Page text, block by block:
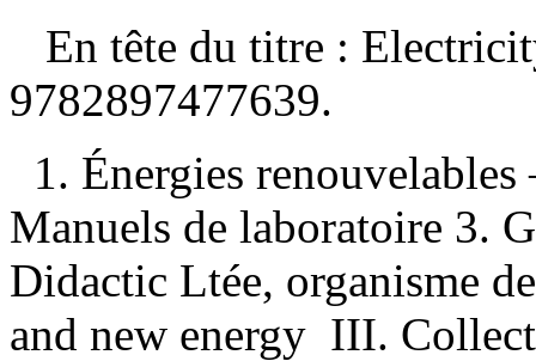
En tête du titre :
9782897477639.
1. Énergies
Manuels de laboratoire 3.
Didactic Ltée, organisme
and new energy III.